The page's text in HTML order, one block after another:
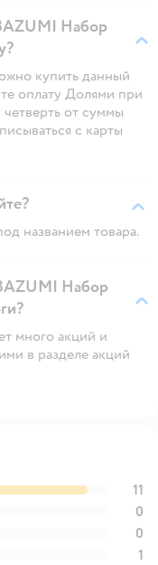
Набор
купить данный
оплату Долями при
от суммы
с карты
названием товара.
Набор
много акций и
в разделе акций
11
0
0
1